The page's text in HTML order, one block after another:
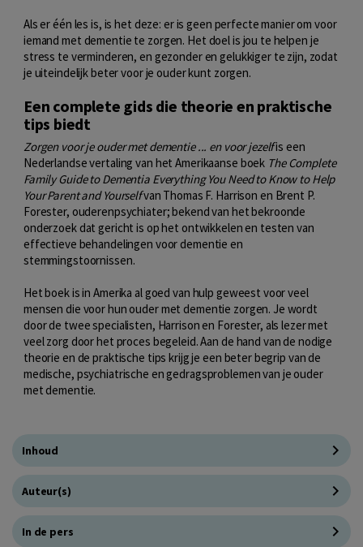
Als er één les is, is het deze: er is geen perfecte manier om voor
iemand met dementie te zorgen. Het doel is jou te helpen je
stress te verminderen, en gezonder en gelukkiger te zijn, zodat
je uiteindelijk beter voor je ouder kunt zorgen.
Een complete gids die theorie en praktische
tips biedt
Zorgen voor je ouder met dementie ... en voor jezelfis een
Nederlandse vertaling van het Amerikaanse boek The Complete
Family Guide to Dementia Everything You Need to Know to Help
Your Parent and Yourselfvan Thomas F. Harrison en Brent P.
Forester, ouderenpsychiater; bekend van het bekroonde
onderzoek dat gericht is op het ontwikkelen en testen van
effectieve behandelingen voor dementie en
stemmingstoornissen.
Het boek is in Amerika al goed van hulp geweest voor veel
mensen die voor hun ouder met dementie zorgen. Je wordt
door de twee specialisten, Harrison en Forester, als lezer met
veel zorg door het proces begeleid. Aan de hand van de nodige
theorie en de praktische tips krijg je een beter begrip van de
medische, psychiatrische en gedragsproblemen van je ouder
met dementie.
Inhoud
Auteur(s)
In de pers